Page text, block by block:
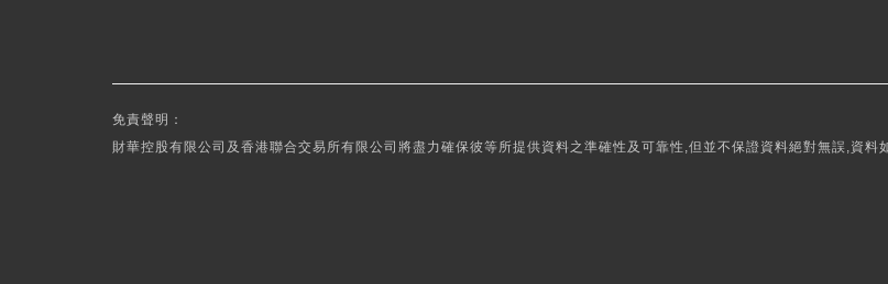
免責聲明：
財華控股有限公司及香港聯合交易所有限公司將盡力確保彼等所提供資料之準確性及可靠性,但並不保證資料絕對無誤,資料